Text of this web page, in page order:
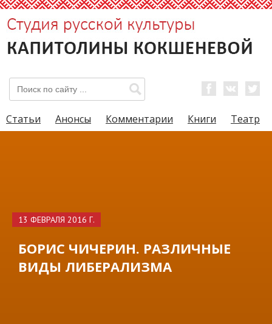
Статьи Анонсы Комментарии Книги Театр
13 ФЕВРАЛЯ 2016 Г.
БОРИС ЧИЧЕРИН. РАЗЛИЧНЫЕ
ВИДЫ ЛИБЕРАЛИЗМА